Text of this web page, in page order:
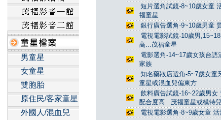
男童星
女童星
雙胞胎
原住民/客家童星
外國人/混血兒
短片選角試鏡-8~10歲女童
福童星
銀行廣告選角-9~10歲男童
電視電影試鏡-10歲男
高...茂福童星
電影選角-14~17歲女孩台
家族
知名藥妝店選角-5~7歲女童
童星或混血兒偏東方
飲料廣告試鏡-16~22歲男
配合度高...茂福童星或模特
電視電影選角-8~9歲女童